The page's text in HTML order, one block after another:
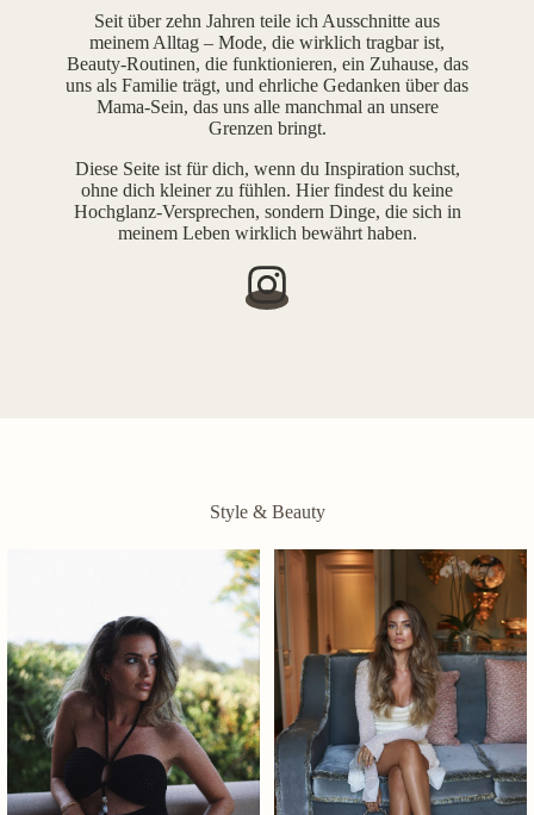
Seit über zehn Jahren teile ich Ausschnitte aus
meinem Alltag – Mode, die wirklich tragbar ist,
Beauty-Routinen, die funktionieren, ein Zuhause, das
uns als Familie trägt, und ehrliche Gedanken über das
Mama-Sein, das uns alle manchmal an unsere
Grenzen bringt.
Diese Seite ist für dich, wenn du Inspiration suchst,
ohne dich kleiner zu fühlen. Hier findest du keine
Hochglanz-Versprechen, sondern Dinge, die sich in
meinem Leben wirklich bewährt haben.
Style & Beauty